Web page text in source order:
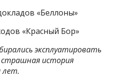
«Беллоны»
«Красный Бор»
эксплуатировать
история
лет.